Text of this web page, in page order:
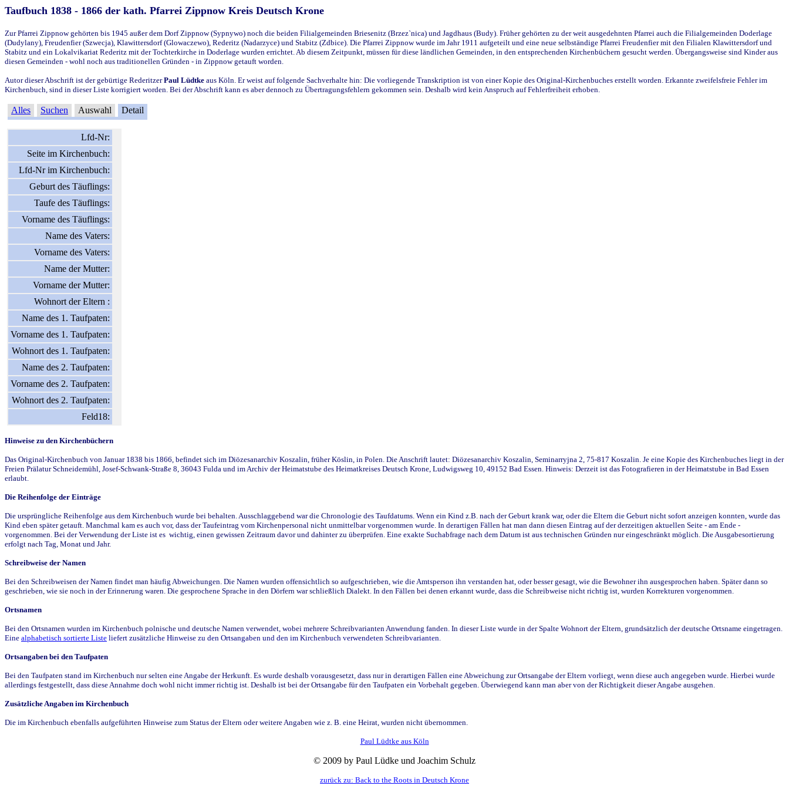
Taufbuch 1838 - 1866 der kath. Pfarrei Zippnow Kreis Deutsch Krone
Zur Pfarrei Zippnow gehörten bis 1945 außer dem Dorf Zippnow (Sypnywo) noch die beiden Filialgemeinden Briesenitz (Brzez`nica) und Jagdhaus (Budy). Früher gehörten zu der weit ausgedehnten Pfarrei auch die Filialgemeinden Doderlage
(Dudylany), Freudenfier (Szwecja), Klawittersdorf (Glowaczewo), Rederitz (Nadarzyce) und Stabitz (Zdbice). Die Pfarrei Zippnow wurde im Jahr 1911 aufgeteilt und eine neue selbständige Pfarrei Freudenfier mit den Filialen Klawittersdorf und
Stabitz und ein Lokalvikariat Rederitz mit der Tochterkirche in Doderlage wurden errichtet. Ab diesem Zeitpunkt, müssen für diese ländlichen Gemeinden, in den entsprechenden Kirchenbüchern gesucht werden. Übergangsweise sind Kinder aus
diesen Gemeinden - wohl noch aus traditionellen Gründen - in Zippnow getauft worden.
Autor dieser Abschrift ist der gebürtige RederitzerPaul Lüdtke aus Köln. Er weist auf folgende Sachverhalte hin: Die vorliegende Transkription ist von einer Kopie des Original-Kirchenbuches erstellt worden. Erkannte zweifelsfreie Fehler im
Kirchenbuch, sind in dieser Liste korrigiert worden. Bei der Abschrift kann es aber dennoch zu Übertragungsfehlern gekommen sein. Deshalb wird kein Anspruch auf Fehlerfreiheit erhoben.
Alles Suchen Auswahl Detail
Lfd-Nr:
Seite im Kirchenbuch:
Lfd-Nr im Kirchenbuch:
Geburt des Täuflings:
Taufe des Täuflings:
Vorname des Täuflings:
Name des Vaters:
Vorname des Vaters:
Name der Mutter:
Vorname der Mutter:
Wohnort der Eltern :
Name des 1. Taufpaten:
Vorname des 1. Taufpaten:
Wohnort des 1. Taufpaten:
Name des 2. Taufpaten:
Vorname des 2. Taufpaten:
Wohnort des 2. Taufpaten:
Feld18:
Hinweise zu den Kirchenbüchern
Das Original-Kirchenbuch von Januar 1838 bis 1866, befindet sich im Diözesanarchiv Koszalin, früher Köslin, in Polen. Die Anschrift lautet: Diözesanarchiv Koszalin, Seminarryjna 2, 75-817 Koszalin. Je eine Kopie des Kirchenbuches liegt in der
Freien Prälatur Schneidemühl, Josef-Schwank-Straße 8, 36043 Fulda und im Archiv der Heimatstube des Heimatkreises Deutsch Krone, Ludwigsweg 10, 49152 Bad Essen. Hinweis: Derzeit ist das Fotografieren in der Heimatstube in Bad Essen
erlaubt.
Die Reihenfolge der Einträge
Die ursprüngliche Reihenfolge aus dem Kirchenbuch wurde bei behalten. Ausschlaggebend war die Chronologie des Taufdatums. Wenn ein Kind z.B. nach der Geburt krank war, oder die Eltern die Geburt nicht sofort anzeigen konnten, wurde das
Kind eben später getauft. Manchmal kam es auch vor, dass der Taufeintrag vom Kirchenpersonal nicht unmittelbar vorgenommen wurde. In derartigen Fällen hat man dann diesen Eintrag auf der derzeitigen aktuellen Seite - am Ende -
vorgenommen. Bei der Verwendung der Liste ist es wichtig, einen gewissen Zeitraum davor und dahinter zu überprüfen. Eine exakte Suchabfrage nach dem Datum ist aus technischen Gründen nur eingeschränkt möglich. Die Ausgabesortierung
erfolgt nach Tag, Monat und Jahr.
Schreibweise der Namen
Bei den Schreibweisen der Namen findet man häufig Abweichungen. Die Namen wurden offensichtlich so aufgeschrieben, wie die Amtsperson ihn verstanden hat, oder besser gesagt, wie die Bewohner ihn ausgesprochen haben. Später dann so
geschrieben, wie sie noch in der Erinnerung waren. Die gesprochene Sprache in den Dörfern war schließlich Dialekt. In den Fällen bei denen erkannt wurde, dass die Schreibweise nicht richtig ist, wurden Korrekturen vorgenommen.
Ortsnamen
Bei den Ortsnamen wurden im Kirchenbuch polnische und deutsche Namen verwendet, wobei mehrere Schreibvarianten Anwendung fanden. In dieser Liste wurde in der Spalte Wohnort der Eltern, grundsätzlich der deutsche Ortsname eingetragen.
Eine alphabetisch sortierte Liste liefert zusätzliche Hinweise zu den Ortsangaben und den im Kirchenbuch verwendeten Schreibvarianten.
Ortsangaben bei den Taufpaten
Bei den Taufpaten stand im Kirchenbuch nur selten eine Angabe der Herkunft. Es wurde deshalb vorausgesetzt, dass nur in derartigen Fällen eine Abweichung zur Ortsangabe der Eltern vorliegt, wenn diese auch angegeben wurde. Hierbei wurde
allerdings festgestellt, dass diese Annahme doch wohl nicht immer richtig ist. Deshalb ist bei der Ortsangabe für den Taufpaten ein Vorbehalt gegeben. Überwiegend kann man aber von der Richtigkeit dieser Angabe ausgehen.
Zusätzliche Angaben im Kirchenbuch
Die im Kirchenbuch ebenfalls aufgeführten Hinweise zum Status der Eltern oder weitere Angaben wie z. B. eine Heirat, wurden nicht übernommen.
Paul Lüdtke aus Köln
© 2009 by Paul Lüdke und Joachim Schulz
zurück zu: Back to the Roots in Deutsch Krone